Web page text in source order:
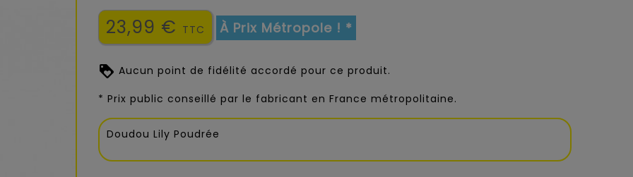
23,99 € TTC À Prix Métropole ! *
Aucun point de fidélité accordé pour ce produit.
* Prix public conseillé par le fabricant en France métropolitaine.
Doudou Lily Poudrée